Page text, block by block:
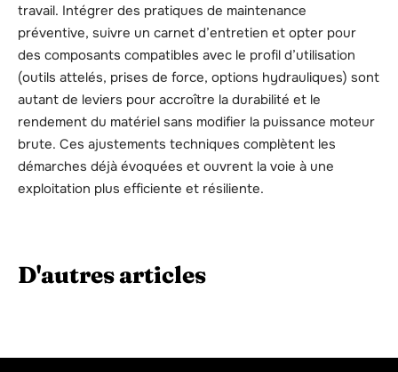
travail. Intégrer des pratiques de maintenance
préventive, suivre un carnet d’entretien et opter pour
des composants compatibles avec le profil d’utilisation
(outils attelés, prises de force, options hydrauliques) sont
autant de leviers pour accroître la durabilité et le
rendement du matériel sans modifier la puissance moteur
brute. Ces ajustements techniques complètent les
démarches déjà évoquées et ouvrent la voie à une
exploitation plus efficiente et résiliente.
D'autres articles